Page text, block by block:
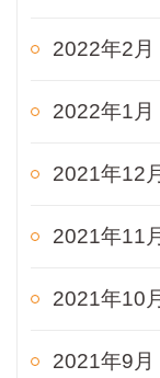
2022年2月
2022年1月
2021年12月
2021年11月
2021年10月
2021年9月